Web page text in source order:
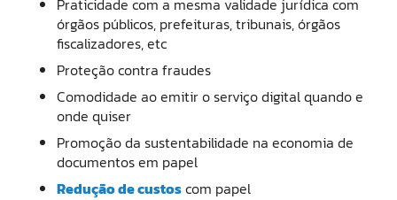
Praticidade com a mesma validade jurídica com
órgãos públicos, prefeituras, tribunais, órgãos
fiscalizadores, etc
Proteção contra fraudes
Comodidade ao emitir o serviço digital quando e
onde quiser
Promoção da sustentabilidade na economia de
documentos em papel
Redução de custoscom papel